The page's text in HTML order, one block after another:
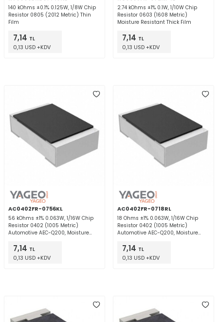
140 kOhms ±0.1% 0.125W, 1/8W Chip
Resistor 0805 (2012 Metric) Thin
Film
7,14 TL
0,13 USD +KDV
2.74 kOhms ±1% 0.1W, 1/10W Chip
Resistor 0603 (1608 Metric)
Moisture Resistant Thick Film
7,14 TL
0,13 USD +KDV
AC0402FR-0756KL
56 kOhms ±1% 0.063W, 1/16W Chip
Resistor 0402 (1005 Metric)
Automotive AEC-Q200, Moisture
7,14 TL
0,13 USD +KDV
AC0402FR-0718RL
18 Ohms ±1% 0.063W, 1/16W Chip
Resistor 0402 (1005 Metric)
Automotive AEC-Q200, Moisture
7,14 TL
0,13 USD +KDV